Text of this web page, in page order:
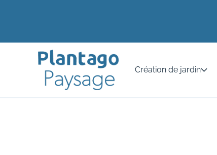
Création de jardin